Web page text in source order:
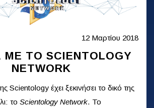
12 Μαρτίου 2018
ΜΕ ΤΟ SCIENTOLOGY
NETWORK
Scientology έχει ξεκινήσει το δικό της
το Scientology Network. Το